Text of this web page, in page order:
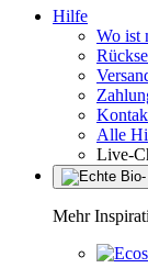
Hilfe
Wo ist
Alle
Live-
Mehr